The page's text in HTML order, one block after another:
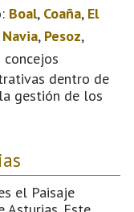
Boal, Coaña, El
Navia, Pesoz,
concejos
dentro de
gestión de los
el Paisaje